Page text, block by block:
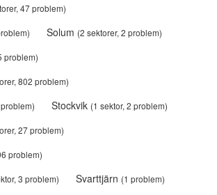
47 problem)
Solum (2 sektorer, 2 problem)
problem)
802 problem)
Stockvik (1 sektor, 2 problem)
27 problem)
problem)
3 problem) Svarttjärn (1 problem)